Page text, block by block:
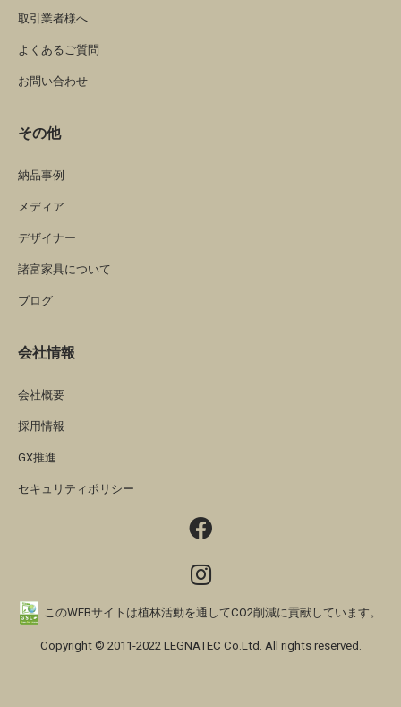
取引業者様へ
よくあるご質問
お問い合わせ
その他
納品事例
メディア
デザイナー
諸富家具について
ブログ
会社情報
会社概要
採用情報
GX推進
セキュリティポリシー
このWEBサイトは植林活動を通してCO2削減に貢献しています。
Copyright © 2011-2022 LEGNATEC Co.Ltd. All rights reserved.